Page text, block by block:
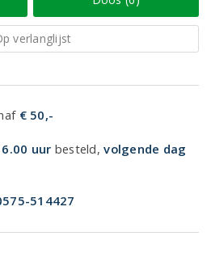
verlanglijst
€ 50,-
uur besteld,volgende dag
514427